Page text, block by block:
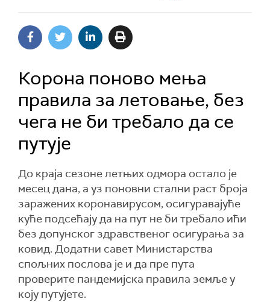
Корона поново мења
правила за летовање, без
чега не би требало да се
путује
До краја сезоне летњих одмора остало је
месец дана, а уз поновни стални раст броја
заражених коронавирусом, осигуравајуће
куће подсећају да на пут не би требало ићи
без допунског здравственог осигурања за
ковид. Додатни савет Министарства
спољних послова је и да пре пута
проверите пандемијска правила земље у
коју путујете.